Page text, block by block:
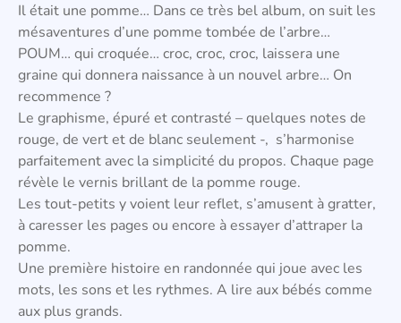
Il était une pomme… Dans ce très bel album, on suit les
mésaventures d’une pomme tombée de l’arbre…
POUM… qui croquée… croc, croc, croc, laissera une
graine qui donnera naissance à un nouvel arbre… On
recommence ?
Le graphisme, épuré et contrasté – quelques notes de
rouge, de vert et de blanc seulement -, s’harmonise
parfaitement avec la simplicité du propos. Chaque page
révèle le vernis brillant de la pomme rouge.
Les tout-petits y voient leur reflet, s’amusent à gratter,
à caresser les pages ou encore à essayer d’attraper la
pomme.
Une première histoire en randonnée qui joue avec les
mots, les sons et les rythmes. A lire aux bébés comme
aux plus grands.